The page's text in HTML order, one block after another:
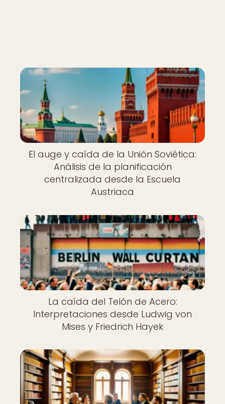
El auge y caída de la Unión Soviética:
Análisis de la planificación
centralizada desde la Escuela
Austriaca
La caída del Telón de Acero:
Interpretaciones desde Ludwig von
Mises y Friedrich Hayek